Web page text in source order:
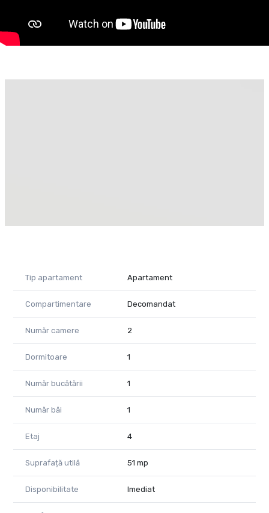
schimbată și sisteme sanitare noi. Încălzirea este asigurată de
o centrală proprie pe gaz. Imobilul se prezintă impecabil, exact
ca în fotografii.
Tip apartament Apartament
Compartimentare Decomandat
Număr camere 2
Dormitoare 1
Număr bucătării 1
Număr băi 1
Etaj 4
Suprafață utilă 51 mp
Disponibilitate Imediat